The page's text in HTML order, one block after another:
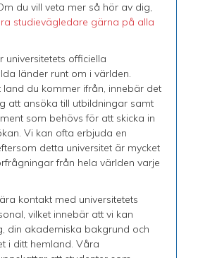
du vill veta mer så hör av dig,
studievägledare gärna på alla
universitetets officiella
länder runt om i världen.
land du kommer ifrån, innebär det
att ansöka till utbildningar samt
som behövs för att skicka in
Vi kan ofta erbjuda en
detta universitet är mycket
från hela världen varje
kontakt med universitetets
vilket innebär att vi kan
din akademiska bakgrund och
i ditt hemland. Våra